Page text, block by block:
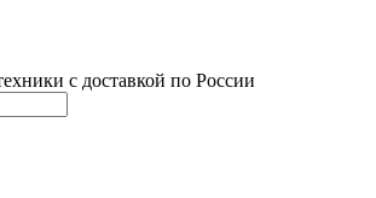
с доставкой по России